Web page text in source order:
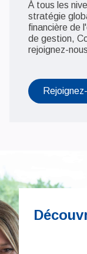
À tous les
stratégie
financière de
de gestion,
rejoignez-